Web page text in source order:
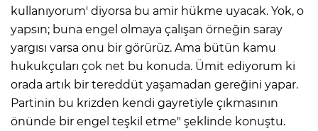
kullanıyorum' diyorsa bu amir hükme uyacak. Yok, o
yapsın; buna engel olmaya çalışan örneğin saray
yargısı varsa onu bir görürüz. Ama bütün kamu
hukukçuları çok net bu konuda. Ümit ediyorum ki
orada artık bir tereddüt yaşamadan gereğini yapar.
Partinin bu krizden kendi gayretiyle çıkmasının
önünde bir engel teşkil etme" şeklinde konuştu.